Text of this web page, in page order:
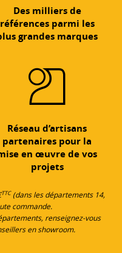
Des milliers de
références parmi les
grandes marques
Réseau d’artisans
partenaires pour la
en œuvre de vos
projets
TTC(dans les départements 14,
commande.
renseignez-vous
en showroom.